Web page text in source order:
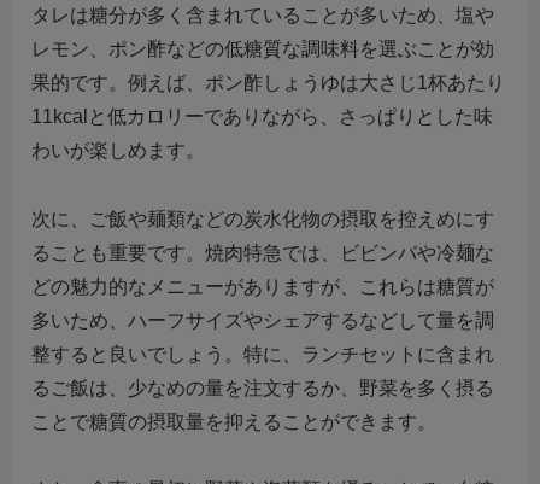
タレは糖分が多く含まれていることが多いため、塩や
レモン、ポン酢などの低糖質な調味料を選ぶことが効
果的です。例えば、ポン酢しょうゆは大さじ1杯あたり
11kcalと低カロリーでありながら、さっぱりとした味
わいが楽しめます。
次に、ご飯や麺類などの炭水化物の摂取を控えめにす
ることも重要です。焼肉特急では、ビビンバや冷麺な
どの魅力的なメニューがありますが、これらは糖質が
多いため、ハーフサイズやシェアするなどして量を調
整すると良いでしょう。特に、ランチセットに含まれ
るご飯は、少なめの量を注文するか、野菜を多く摂る
ことで糖質の摂取量を抑えることができます。